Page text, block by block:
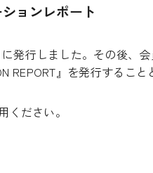
ョンレポート
発行しました。その後、
REPORT』を発行すること
ださい。